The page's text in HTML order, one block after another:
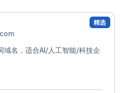
精选
域名，适合AI/人工智能/科技企